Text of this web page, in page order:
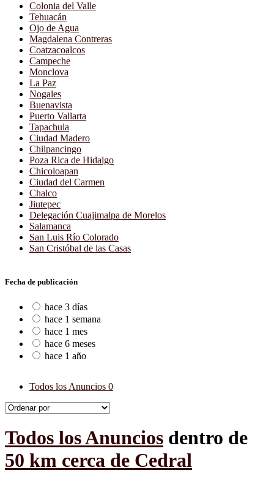
Colonia del Valle
Tehuacán
Ojo de Agua
Magdalena Contreras
Coatzacoalcos
Campeche
Monclova
La Paz
Nogales
Buenavista
Puerto Vallarta
Tapachula
Ciudad Madero
Chilpancingo
Poza Rica de Hidalgo
Chicoloapan
Ciudad del Carmen
Chalco
Jiutepec
Delegación Cuajimalpa de Morelos
Salamanca
San Luis Río Colorado
San Cristóbal de las Casas
Fecha de publicación
hace 3 días
hace 1 semana
hace 1 mes
hace 6 meses
hace 1 año
Todos los Anuncios 0
Todos los Anuncios dentro de
50 km cerca de Cedral